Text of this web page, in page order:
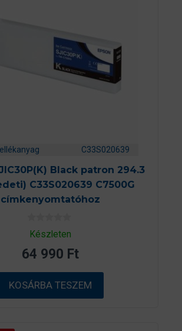
C33S020639
Black patron 294.3
C33S020639 C7500G
címkenyomtatóhoz
0
a
5
b
ő
l
Készleten
64 990 Ft
KOSÁRBA TESZEM